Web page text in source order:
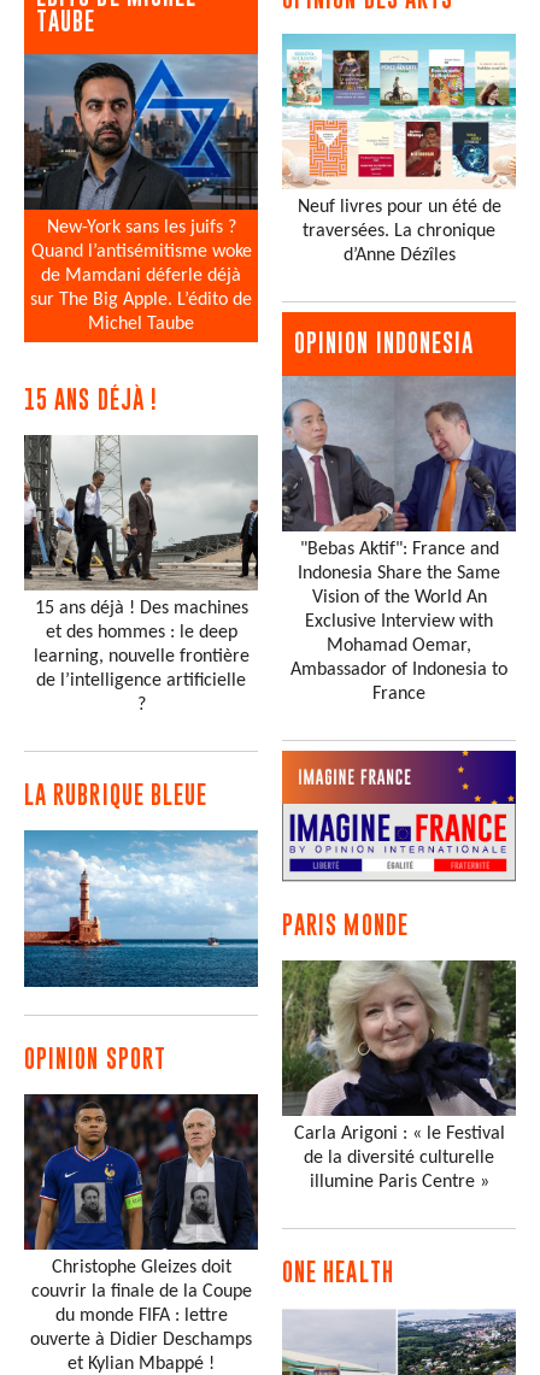
TAUBE
New-York sans les juifs ?
Quand l’antisémitisme woke
de Mamdani déferle déjà
sur The Big Apple. L’édito de
Michel Taube
15 ANS DÉJÀ !
15 ans déjà ! Des machines
et des hommes : le deep
learning, nouvelle frontière
de l’intelligence artificielle
?
LA RUBRIQUE BLEUE
OPINION SPORT
Christophe Gleizes doit
couvrir la finale de la Coupe
du monde FIFA : lettre
ouverte à Didier Deschamps
et Kylian Mbappé !
Neuf livres pour un été de
traversées. La chronique
d’Anne Dézîles
OPINION INDONESIA
"Bebas Aktif": France and
Indonesia Share the Same
Vision of the World An
Exclusive Interview with
Mohamad Oemar,
Ambassador of Indonesia to
France
PARIS MONDE
Carla Arigoni : « le Festival
de la diversité culturelle
illumine Paris Centre »
ONE HEALTH